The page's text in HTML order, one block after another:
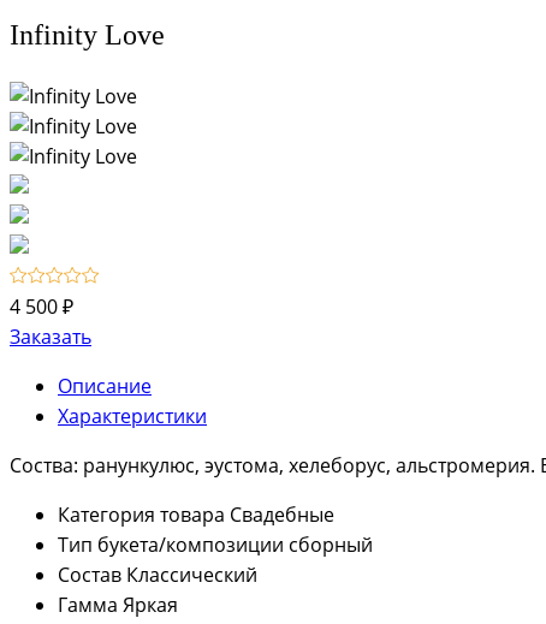
Infinity Love
4 500 ₽
Заказать
Описание
Характеристики
Соства: ранункулюс, эустома, хелеборус,
Категория товара Свадебные
Тип букета/композиции сборный
Состав Классический
Гамма Яркая